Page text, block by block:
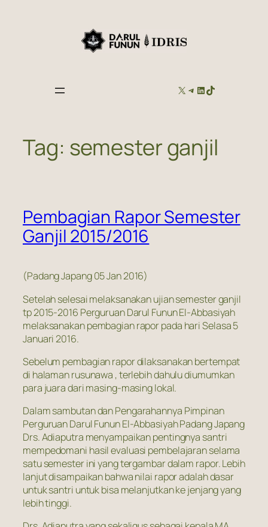
X TELEGRAM
LINKEDIN
TIKTOK
Tag: semester ganjil
Pembagian Rapor Semester
Ganjil 2015/2016
(Padang Japang 05 Jan 2016)
Setelah selesai melaksanakan ujian semester ganjil
tp 2015-2016 Perguruan Darul Funun El-Abbasiyah
melaksanakan pembagian rapor pada hari Selasa 5
Januari 2016.
Sebelum pembagian rapor dilaksanakan bertempat
di halaman rusunawa , terlebih dahulu diumumkan
para juara dari masing-masing lokal.
Dalam sambutan dan Pengarahannya Pimpinan
Perguruan Darul Funun El-Abbasiyah Padang Japang
Drs. Adiaputra menyampaikan pentingnya santri
mempedomani hasil evaluasi pembelajaran selama
satu semester ini yang tergambar dalam rapor. Lebih
lanjut disampaikan bahwa nilai rapor adalah dasar
untuk santri untuk bisa melanjutkan ke jenjang yang
lebih tinggi.